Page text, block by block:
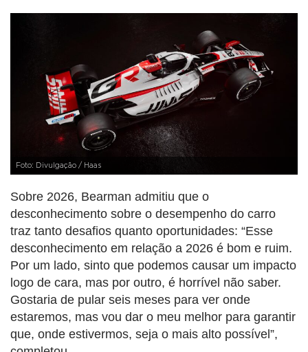
Foto: Divulgação / Haas
Sobre 2026, Bearman admitiu que o
desconhecimento sobre o desempenho do carro
traz tanto desafios quanto oportunidades: “Esse
desconhecimento em relação a 2026 é bom e ruim.
Por um lado, sinto que podemos causar um impacto
logo de cara, mas por outro, é horrível não saber.
Gostaria de pular seis meses para ver onde
estaremos, mas vou dar o meu melhor para garantir
que, onde estivermos, seja o mais alto possível”,